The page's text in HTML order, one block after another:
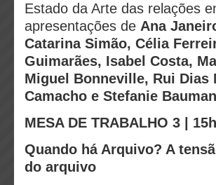
Estado da Arte das relações
apresentações de Ana
Catarina Simão, Célia
Guimarães, Isabel Costa,
Miguel Bonneville, Rui Dias
Camacho e Stefanie
MESA DE TRABALHO 3 |
Quando há Arquivo? A
do arquivo